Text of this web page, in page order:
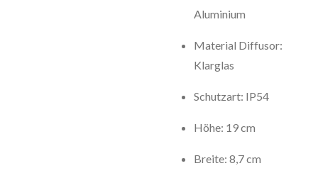
Aluminium
Material Diffusor:
Klarglas
Schutzart: IP54
Höhe: 19 cm
Breite: 8,7 cm